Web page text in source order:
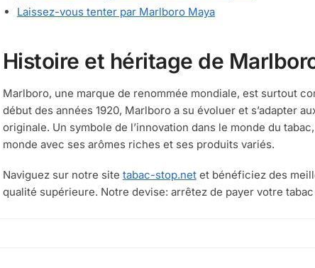
Laissez-vous tenter par Marlboro Maya
Histoire et héritage de
Marlboro, une marque de renommée mondiale, est surtout
début des années 1920, Marlboro a su évoluer et s’adapter
originale. Un symbole de l’innovation dans le monde du
monde avec ses arômes riches et ses produits variés.
Naviguez sur notre site tabac-stop.netet bénéficiez des
qualité supérieure. Notre devise: arrêtez de payer votre